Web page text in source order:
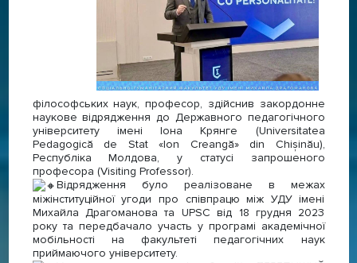
філософських наук, професор, здійснив закордонне
наукове відрядження до Державного педагогічного
університету імені Іона Крянге (Universitatea
Pedagogică de Stat «Ion Creangă» din Chișinău),
Республіка Молдова, у статусі запрошеного
професора (Visiting Professor).
Відрядження було реалізоване в межах
міжінституційної угоди про співпрацю між УДУ імені
Михайла Драгоманова та UPSC від 18 грудня 2023
року та передбачало участь у програмі академічної
мобільності на факультеті педагогічних наук
приймаючого університету.